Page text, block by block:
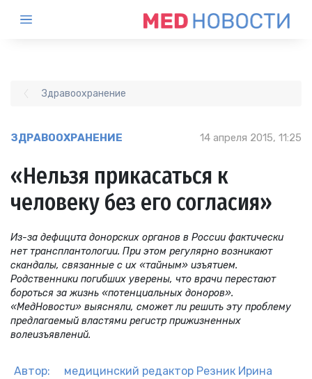
Здравоохранение
ЗДРАВООХРАНЕНИЕ 14 апреля 2015, 11:25
«Нельзя прикасаться к
человеку без его согласия»
Из-за дефицита донорских органов в России фактически
нет трансплантологии. При этом регулярно возникают
скандалы, связанные с их «тайным» изъятием.
Родственники погибших уверены, что врачи перестают
бороться за жизнь «потенциальных доноров».
«МедНовости» выясняли, сможет ли решить эту проблему
предлагаемый властями регистр прижизненных
волеизъявлений.
Автор: медицинский редактор Резник Ирина